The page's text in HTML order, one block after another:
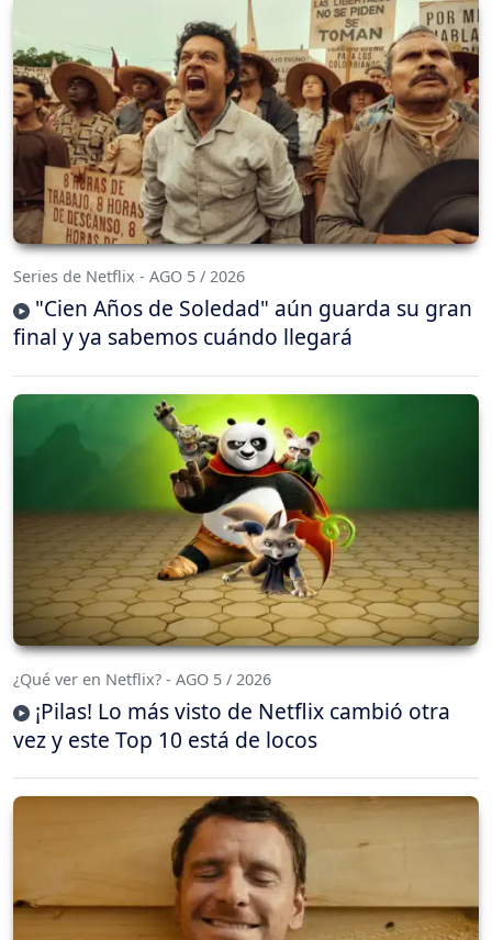
Series de Netflix - AGO 5 / 2026
"Cien Años de Soledad" aún guarda su gran
final y ya sabemos cuándo llegará
¿Qué ver en Netflix? - AGO 5 / 2026
¡Pilas! Lo más visto de Netflix cambió otra
vez y este Top 10 está de locos